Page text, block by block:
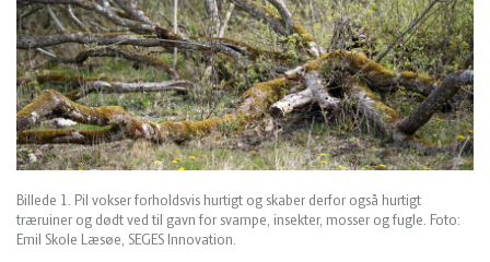
Billede 1. Pil vokser forholdsvis hurtigt og skaber derfor også hurtigt
træruiner og dødt ved til gavn for svampe, insekter, mosser og fugle. Foto:
Emil Skole Læsøe, SEGES Innovation.